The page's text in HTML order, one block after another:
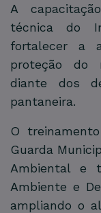
A
técnica do
fortalecer a
proteção do
diante dos
pantaneira.
O
Guarda
Ambiental e
Ambiente e
ampliando o